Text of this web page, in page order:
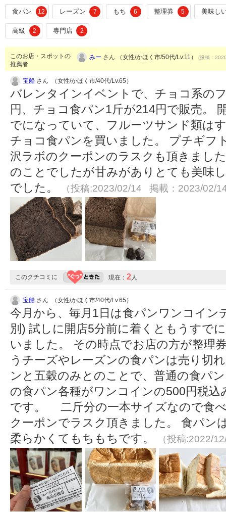
食パン 12 レーズン 7 もち 6 整理券 5 美味し
高級 2 専門店 2
このお店・スポットの
推薦者
みー さん （女性/かほく市/50代/Lv.11） (投稿：
宝船 さん （女性/かほく市/40代/Lv.65）
バレンタインイベントで、チョコ系の
円、チョコ食パン1斤が214円で販売。
でになっていて、フルーツサンド類は
チョコ食パンを買いました。 プチギフ
沢ラボのクーポンのラスクも頂きまし
のことでしたが甘みがありとても美味
でした。
（投稿:2023/02/14 掲載：2023/02/
このクチコミに 現在： 2人
宝船 さん （女性/かほく市/40代/Lv.65）
今月から、毎月1日は食パンワンコイン
別) 試しに開店5分前に着くともうすで
いました。 その時点でお店の方が整理
うチーズやレーズンの食パンは売り切
ンと五穀のみとのことで、普通の食パ
の食パン各種がワンコインの500円税
です。 二斤分の一本サイズなので食
クーポンでラスク頂きました。 食パン
柔らかくてもちもちです。
（投稿:2022/